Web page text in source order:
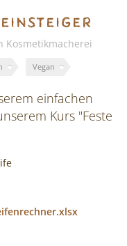
Kosmetikmacherei
Vegan
einfachen
Kurs "Feste